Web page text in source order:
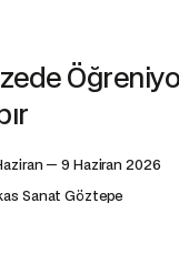
— 9 Haziran 2026
Sanat Göztepe